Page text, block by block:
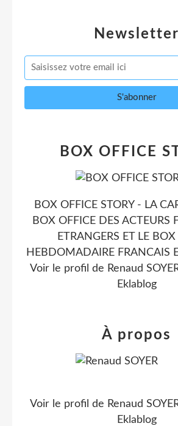
Newsletter
BOX OFFICE
BOX OFFICE STORY - LA
BOX OFFICE DES ACTEURS
ETRANGERS ET LE
HEBDOMADAIRE FRANCAIS
Voir le profil de Renaud
Eklablog
À propos
Voir le profil de Renaud
Eklablog